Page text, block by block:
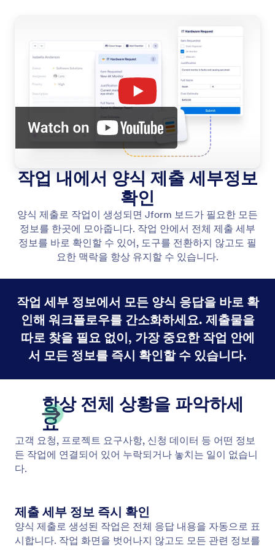
작업 내에서 양식 제출 세부정보
확인
양식 제출로 작업이 생성되면 Jform 보드가 필요한 모든
정보를 한곳에 모아줍니다. 작업 안에서 전체 제출 세부
정보를 바로 확인할 수 있어, 도구를 전환하지 않고도 필
요한 맥락을 항상 유지할 수 있습니다.
작업 세부 정보에서 모든 양식 응답을 바로 확
인해 워크플로우를 간소화하세요. 제출물을
따로 찾을 필요 없이, 가장 중요한 작업 안에
서 모든 정보를 즉시 확인할 수 있습니다.
항상 전체 상황을 파악하세
요
고객 요청, 프로젝트 요구사항, 신청 데이터 등 어떤 정보
든 작업에 연결되어 있어 누락되거나 놓치는 일이 없습니
다.
제출 세부 정보 즉시 확인
양식 제출로 생성된 작업은 전체 응답 내용을 자동으로 표
시합니다. 작업 화면을 벗어나지 않고도 모든 관련 정보를